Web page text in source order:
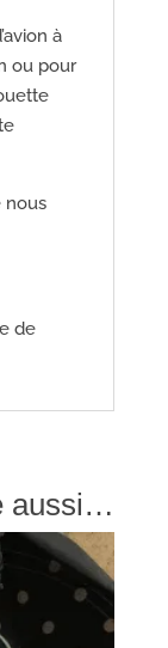
à
ou pour
nous
de
aussi…